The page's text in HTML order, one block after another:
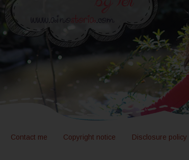
Contact me Copyright notice Disclosure policy